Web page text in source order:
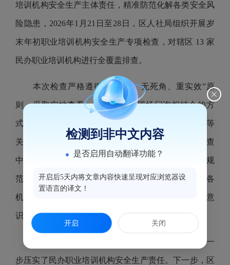
培训机构安全生产主体责任，精准防范化解各类安全风
险隐患， 2026年1 月 21 日至28 日，区人社局组织开展岁
末年初职业培训机构安全生产专项检查，对辖区 13 家
民办职业培训机构进行全覆盖排查。
本次检查严格遵循“全覆盖、无死角、重实效”原
则，采取实地查看、资料查阅、现场问询相结合的方
式，聚焦消防设施、实训设备、用电安全、制度台账等
关键环节，全面细致排查各类安全风险隐患。针对检查
中发现的消防器材维护不到位、安全警示标识设置不规
范等问题，现场责令相关机构立行立改。同时，督促各
机构严格落实安全生产主体责任，强化全员安全防范意
识，切实把安全管理要求落到实处。
此次专项检查有效整改了一批潜在安全隐患，进一
步压实了民办职业培训机构安全生产责任。下一步，区
检测到非中文内容
是否启用自动翻译功能？
开启后5天内将文章内容快速呈现对应浏览器设
置语言的译文！
开启 关闭